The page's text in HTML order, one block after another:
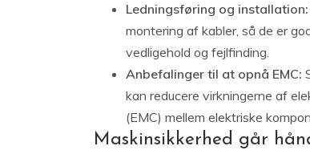
Ledningsføring og installation:
montering af kabler, så de er
vedligehold og fejlfinding.
Anbefalinger til at opnå EMC:
kan reducere virkningerne af
(EMC) mellem elektriske
Maskinsikkerhed går